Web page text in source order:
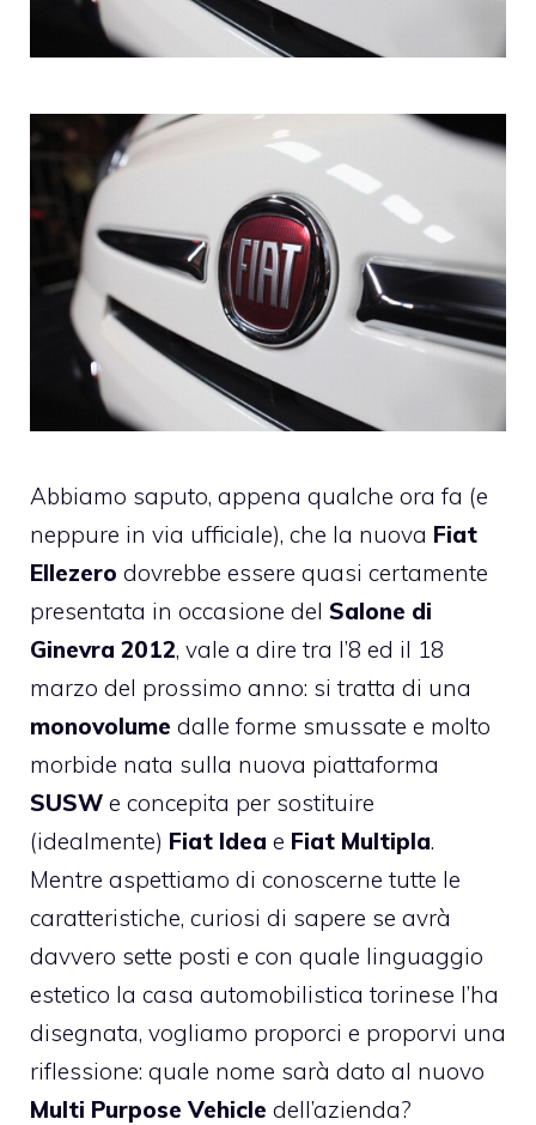
Abbiamo saputo, appena qualche ora fa (e
neppure in via ufficiale), che la nuova Fiat
Ellezero dovrebbe essere quasi certamente
presentata in occasione del Salone di
Ginevra 2012, vale a dire tra l’8 ed il 18
marzo del prossimo anno: si tratta di una
monovolume dalle forme smussate e molto
morbide nata sulla nuova piattaforma
SUSW e concepita per sostituire
(idealmente) Fiat Idea e Fiat Multipla.
Mentre aspettiamo di conoscerne tutte le
caratteristiche, curiosi di sapere se avrà
davvero sette posti e con quale linguaggio
estetico la casa automobilistica torinese l’ha
disegnata, vogliamo proporci e proporvi una
riflessione: quale nome sarà dato al nuovo
Multi Purpose Vehicle dell’azienda?